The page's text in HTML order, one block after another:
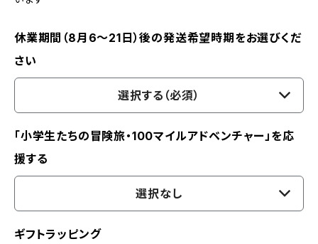
休業期間（8月6〜21日）後の発送希望時期をお選びくだ
さい
選択する（必須）
「小学生たちの冒険旅・100マイルアドベンチャー」を応
援する
選択なし
ギフトラッピング